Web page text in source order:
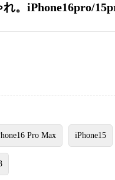
。iPhone16pro/
Pro Max iPhone15